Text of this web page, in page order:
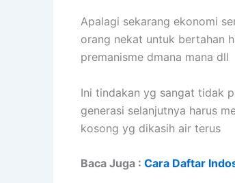
Apalagi sekarang ekonomi
orang nekat untuk bertahan
premanisme dmana mana dll
Ini tindakan yg sangat tidak
generasi selanjutnya harus
kosong yg dikasih air terus
Baca Juga : Cara Daftar